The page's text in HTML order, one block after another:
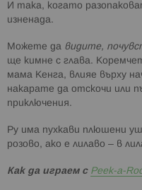
И така, когато
изненада.
Можете да видите,
ще кимне с глава.
мама Кенга, влияе върху
накарате да отскочи или
приключения.
Ру има пухкави плюшени
розово, ако е лилаво – в
Как да играем с Peek-a-